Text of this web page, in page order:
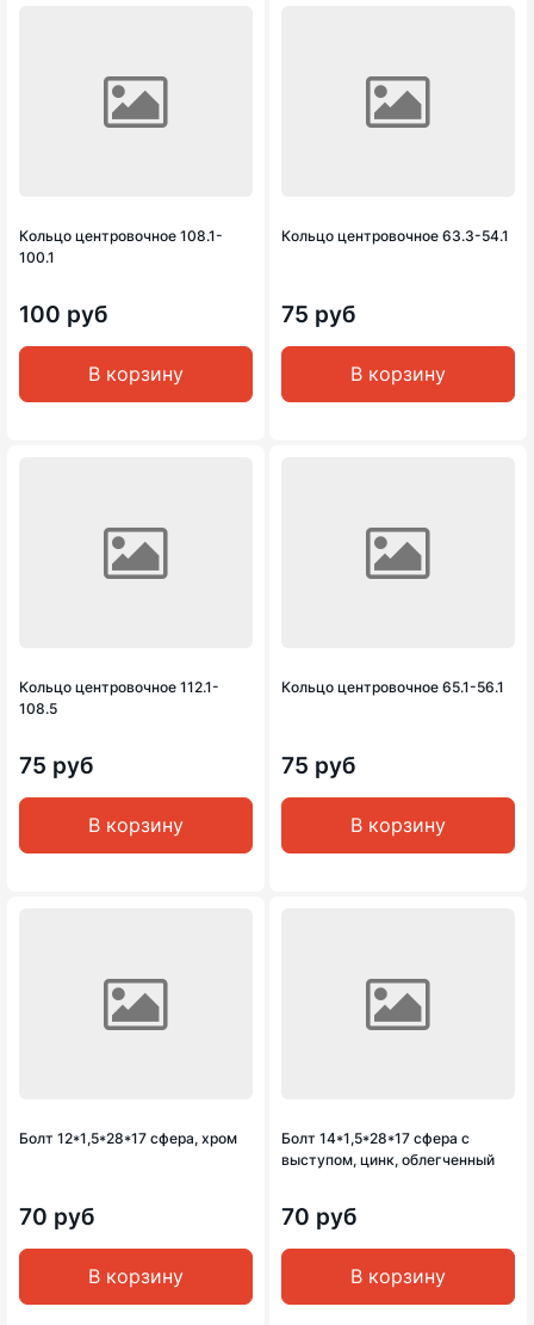
Кольцо центровочное 108.1-
100.1
100 руб
В корзину
Кольцо центровочное 63.3-54.1
75 руб
В корзину
Кольцо центровочное 112.1-
108.5
75 руб
В корзину
Кольцо центровочное 65.1-56.1
75 руб
В корзину
Болт 12*1,5*28*17 сфера, хром
70 руб
В корзину
Болт 14*1,5*28*17 сфера с
выступом, цинк, облегченный
70 руб
В корзину